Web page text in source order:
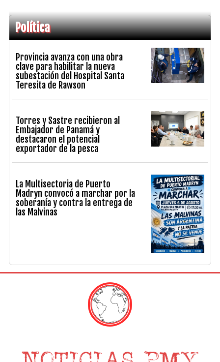
Política
Provincia avanza con una obra
clave para habilitar la nueva
subestación del Hospital Santa
Teresita de Rawson
Torres y Sastre recibieron al
Embajador de Panamá y
destacaron el potencial
exportador de la pesca
La Multisectoria de Puerto
Madryn convocó a marchar por la
soberanía y contra la entrega de
las Malvinas